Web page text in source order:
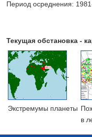
Период осреднения: 1981-
Текущая обстановка -
Экстремумы планеты
в